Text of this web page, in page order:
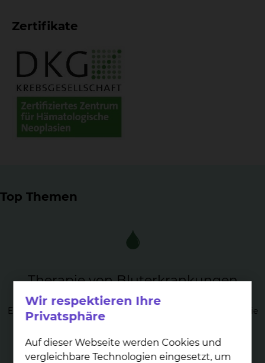
Zertifikate
Top Themen
The­ra­pie von Blu­ter­kran­kun­gen
Unser Schwerpunkt ist die Diagnostik und Therapie aller
Erkrankungen des Blutes, des lymphatischen Systems sowie
aller Tumorerkrankungen.
mehr
Wir respektieren Ihre
Privatsphäre
Auf dieser Webseite werden Cookies und
vergleichbare Technologien eingesetzt, um